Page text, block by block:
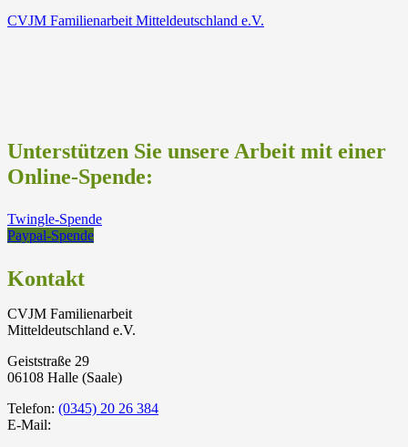
CVJM Familienarbeit Mitteldeutschland e.V.
Unterstützen Sie unsere Arbeit mit einer
Online-Spende:
Twingle-Spende
Paypal-Spende
Kontakt
CVJM Familienarbeit
Mitteldeutschland e.V.
Geiststraße 29
06108 Halle (Saale)
Telefon: (0345) 20 26 384
E-Mail: